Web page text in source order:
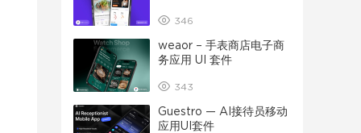
346
weaor – 手表商店电子商
务应用 UI 套件
343
Guestro — AI接待员移动
应用UI套件